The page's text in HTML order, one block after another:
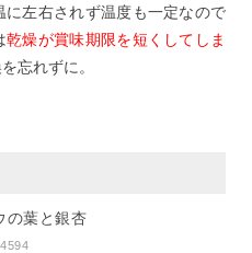
左右されず温度も一定なので
乾燥が賞味期限を短くしてしま
忘れずに。